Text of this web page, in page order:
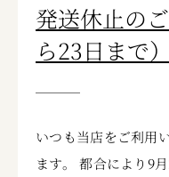
発送休止の
ら23日まで）
いつも当店をご利用
ます。 都合により9